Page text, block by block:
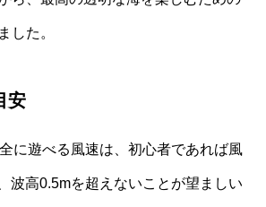
した。
安
に遊べる風速は、初心者であれば風
波高0.5mを超えないことが望ましい